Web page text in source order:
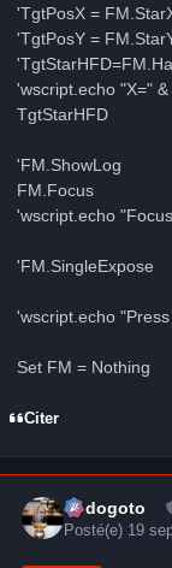
'TgtPosX =
'TgtPosY =
'wscript.echo "X="
TgtStarHFD
'FM.ShowLog
FM.Focus
'wscript.echo
'FM.SingleExpose
'wscript.echo
Set FM = Nothing
Citer
frédogoto
Posté(e) 19